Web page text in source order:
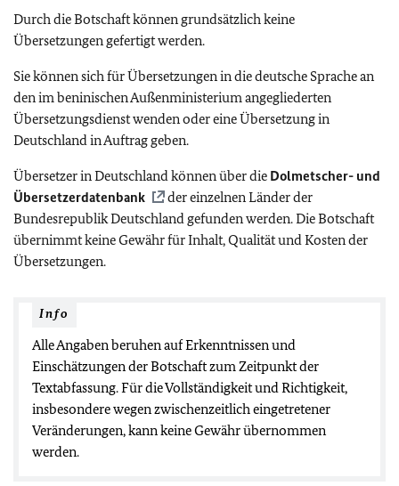
Durch die Botschaft können grundsätzlich keine
Übersetzungen gefertigt werden.
Sie können sich für Übersetzungen in die deutsche Sprache an
den im beninischen Außenministerium angegliederten
Übersetzungsdienst wenden oder eine Übersetzung in
Deutschland in Auftrag geben.
Übersetzer in Deutschland können über die Dolmetscher- und
Übersetzerdatenbank
der einzelnen Länder der
Bundesrepublik Deutschland gefunden werden. Die Botschaft
übernimmt keine Gewähr für Inhalt, Qualität und Kosten der
Übersetzungen.
Info
Alle Angaben beruhen auf Erkenntnissen und
Einschätzungen der Botschaft zum Zeitpunkt der
Textabfassung. Für die Vollständigkeit und Richtigkeit,
insbesondere wegen zwischenzeitlich eingetretener
Veränderungen, kann keine Gewähr übernommen
werden.